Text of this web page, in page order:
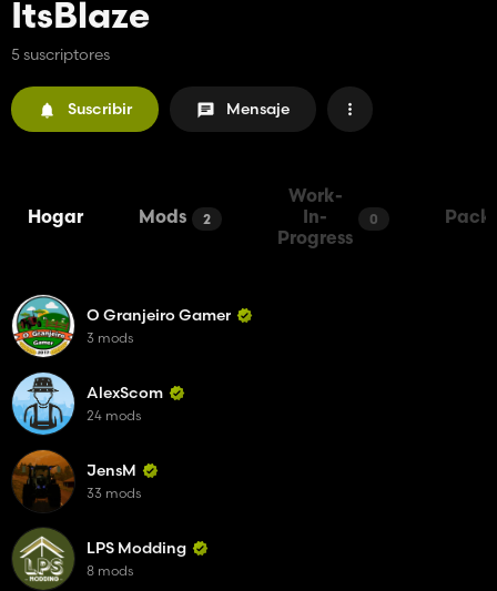
ItsBlaze
5 suscriptores
Suscribir Mensaje
Hogar Mods 2
Work-
In-
Progress
0
O Granjeiro Gamer
3 mods
AlexScom
24 mods
JensM
33 mods
LPS Modding
8 mods